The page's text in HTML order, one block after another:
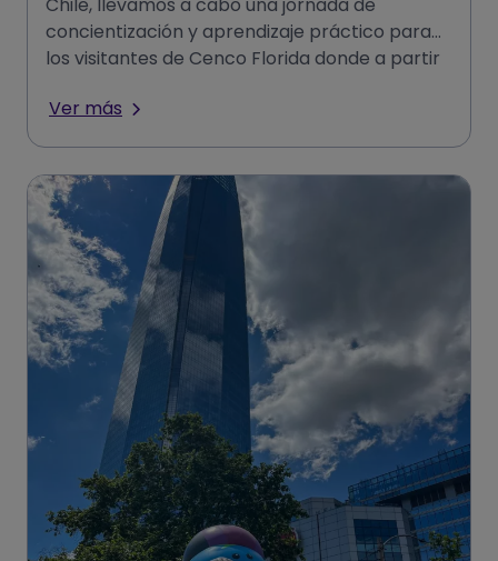
Chile, llevamos a cabo una jornada de
concientización y aprendizaje práctico para
los visitantes de Cenco Florida donde a partir
Ver más